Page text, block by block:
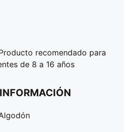
recomendado para
de 8 a 16 años